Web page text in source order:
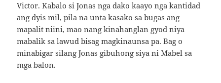
Victor. Kabalo si Jonas nga dako kaayo nga kantidad
ang dyis mil, pila na unta kasako sa bugas ang
mapalit niini, mao nang kinahanglan gyod niya
mabalik sa lawud bisag magkinaunsa pa. Bag o
minabigar silang Jonas gibuhong siya ni Mabel sa
mga balon.